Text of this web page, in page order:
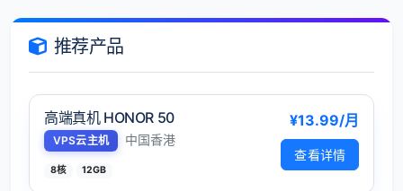
推荐产品
高端真机 HONOR 50
VPS云主机 中国香港
8核 12GB
¥13.99/月
查看详情